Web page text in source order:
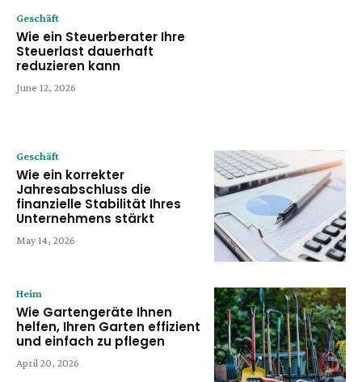
Geschäft
Wie ein Steuerberater Ihre
Steuerlast dauerhaft
reduzieren kann
June 12, 2026
Geschäft
Wie ein korrekter
Jahresabschluss die
finanzielle Stabilität Ihres
Unternehmens stärkt
May 14, 2026
Heim
Wie Gartengeräte Ihnen
helfen, Ihren Garten effizient
und einfach zu pflegen
April 20, 2026